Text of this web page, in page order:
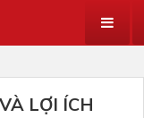
LỢI ÍCH